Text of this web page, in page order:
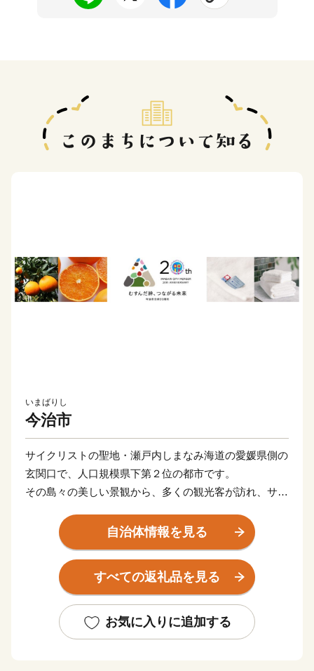
いまばりし
今治市
サイクリストの聖地・瀬戸内しまなみ海道の愛媛県側の
玄関口で、人口規模県下第２位の都市です。
その島々の美しい景観から、多くの観光客が訪れ、サイ
知られる今治タオル、世界に誇る海事産業。そして噂の
高級柑橘「紅まどんな」の主な産地でもあります。ほか
にも、焼豚玉子飯や今治焼鳥、バリィさんなど、ワクワ
クするモノが盛りだくさん！
にハマッてます）を合言葉に、魅力あふれるまちづくり
をすすめています。
自治体情報を見る
すべての返礼品を見る
お気に入りに追加する